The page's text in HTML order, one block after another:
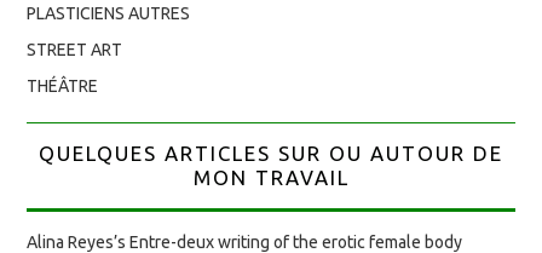
PLASTICIENS AUTRES
STREET ART
THÉÂTRE
QUELQUES ARTICLES SUR OU AUTOUR DE
MON TRAVAIL
Alina Reyes’s Entre-deux writing of the erotic female body